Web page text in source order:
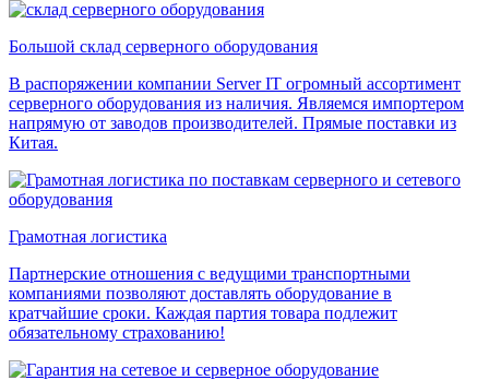
Большой склад серверного оборудования
В распоряжении компании Server IT огромный ассортимент
серверного оборудования из наличия. Являемся импортером
напрямую от заводов производителей. Прямые поставки из
Китая.
Грамотная логистика
Партнерские отношения с ведущими транспортными
компаниями позволяют доставлять оборудование в
кратчайшие сроки. Каждая партия товара подлежит
обязательному страхованию!